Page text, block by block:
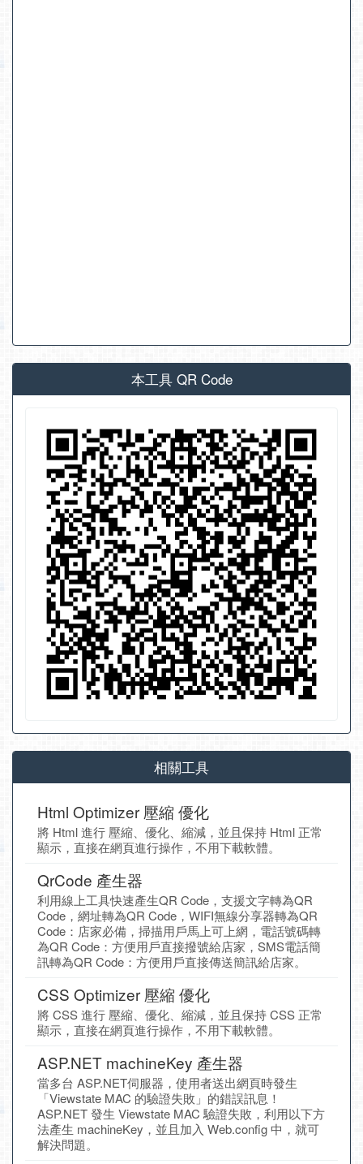
本工具 QR Code
相關工具
Html Optimizer 壓縮 優化
將 Html 進行 壓縮、優化、縮減，並且保持 Html 正常
顯示，直接在網頁進行操作，不用下載軟體。
QrCode 產生器
利用線上工具快速產生QR Code，支援文字轉為QR
Code，網址轉為QR Code，WIFI無線分享器轉為QR
Code：店家必備，掃描用戶馬上可上網，電話號碼轉
為QR Code：方便用戶直接撥號給店家，SMS電話簡
訊轉為QR Code：方便用戶直接傳送簡訊給店家。
CSS Optimizer 壓縮 優化
將 CSS 進行 壓縮、優化、縮減，並且保持 CSS 正常
顯示，直接在網頁進行操作，不用下載軟體。
ASP.NET machineKey 產生器
當多台 ASP.NET伺服器，使用者送出網頁時發生
「Viewstate MAC 的驗證失敗」的錯誤訊息！
ASP.NET 發生 Viewstate MAC 驗證失敗，利用以下方
法產生 machineKey，並且加入 Web.config 中，就可
解決問題。